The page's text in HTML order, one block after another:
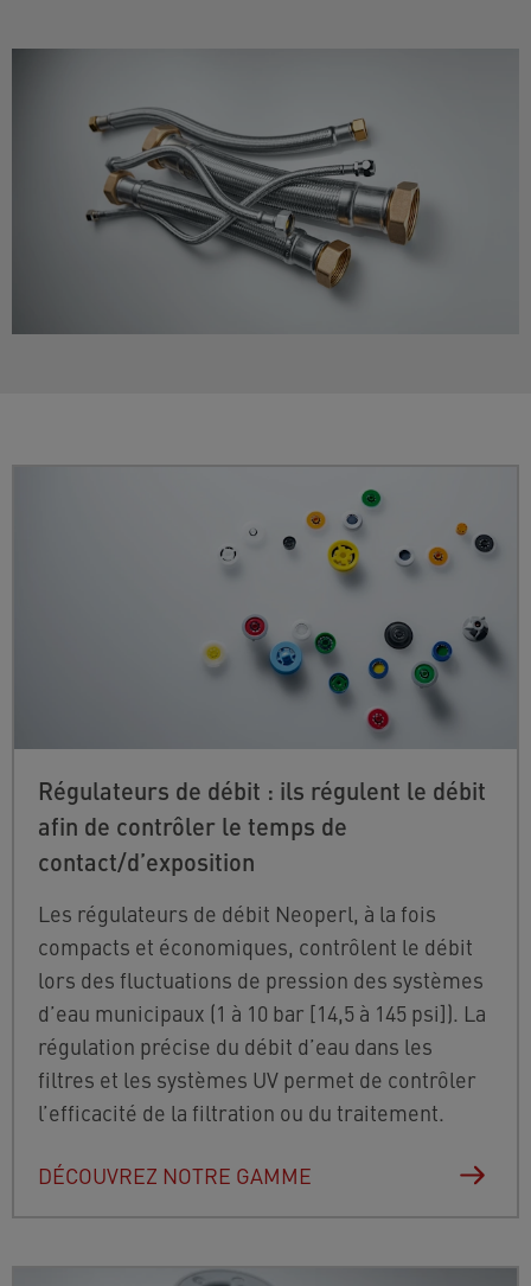
Régulateurs de débit : ils régulent le débit
afin de contrôler le temps de
contact/d’exposition
Les régulateurs de débit Neoperl, à la fois
compacts et économiques, contrôlent le débit
lors des fluctuations de pression des systèmes
d’eau municipaux (1 à 10 bar [14,5 à 145 psi]). La
régulation précise du débit d’eau dans les
filtres et les systèmes UV permet de contrôler
l’efficacité de la filtration ou du traitement.
DÉCOUVREZ NOTRE GAMME